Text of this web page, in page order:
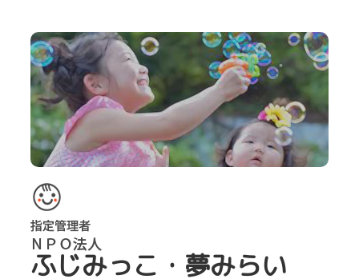
ふじみっこ・夢みらい